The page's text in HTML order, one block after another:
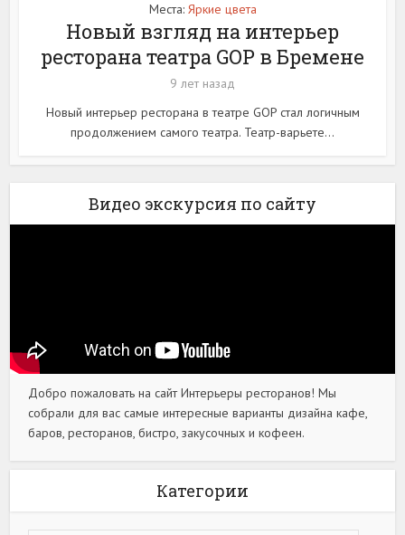
Места: Яркие цвета
Новый взгляд на интерьер
ресторана театра GOP в Бремене
9 лет назад
Новый интерьер ресторана в театре GOP стал логичным
продолжением самого театра. Театр-варьете...
Видео экскурсия по сайту
Добро пожаловать на сайт Интерьеры ресторанов! Мы
собрали для вас самые интересные варианты дизайна кафе,
баров, ресторанов, бистро, закусочных и кофеен.
Категории